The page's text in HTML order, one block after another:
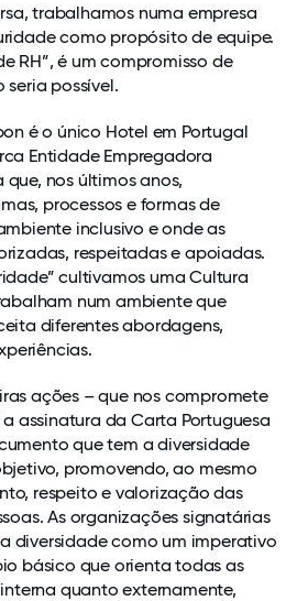
trabalhamos numa empresa
como propósito de equipe.
RH”, é um compromisso de
seria possível.
é o único Hotel em Portugal
Entidade Empregadora
que, nos últimos anos,
processos e formas de
inclusivo e onde as
respeitadas e apoiadas.
cultivamos uma Cultura
num ambiente que
diferentes abordagens,
ações – que nos compromete
assinatura da Carta Portuguesa
que tem a diversidade
promovendo, ao mesmo
respeito e valorização das
As organizações signatárias
diversidade como um imperativo
básico que orienta todas as
quanto externamente,